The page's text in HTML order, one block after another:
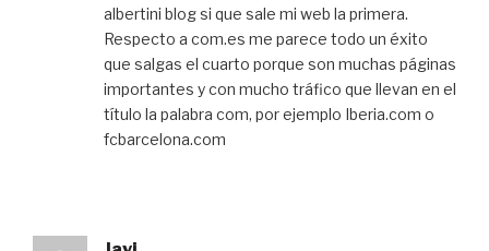
albertini blog si que sale mi web la primera.
Respecto a com.es me parece todo un éxito
que salgas el cuarto porque son muchas páginas
importantes y con mucho tráfico que llevan en el
título la palabra com, por ejemplo Iberia.com o
fcbarcelona.com